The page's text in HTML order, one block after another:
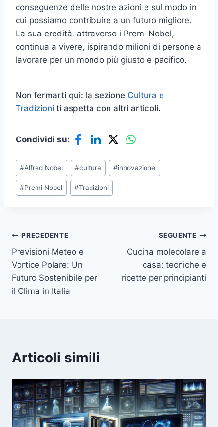
conseguenze delle nostre azioni e sul modo in
cui possiamo contribuire a un futuro migliore.
La sua eredità, attraverso i Premi Nobel,
continua a vivere, ispirando milioni di persone a
lavorare per un mondo più giusto e pacifico.
Non fermarti qui: la sezione Cultura e
Tradizioni ti aspetta con altri articoli.
Condividi su:
Tag
articolo:
#Alfred Nobel #cultura #innovazione
#Premi Nobel #Tradizioni
Navigazione
articoli
PRECEDENTE
Previsioni Meteo e
Vortice Polare: Un
Futuro Sostenibile per
il Clima in Italia
SEGUENTE
Cucina molecolare a
casa: tecniche e
ricette per principianti
Articoli simili